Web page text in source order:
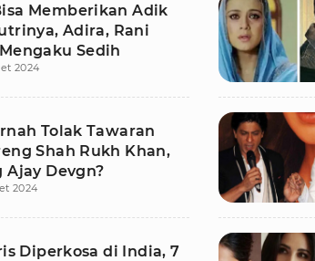
Memberikan Adik
Adira, Rani
Sedih
2024
Tolak Tawaran
Shah Rukh Khan,
Ajay Devgn?
2024
Diperkosa di India, 7